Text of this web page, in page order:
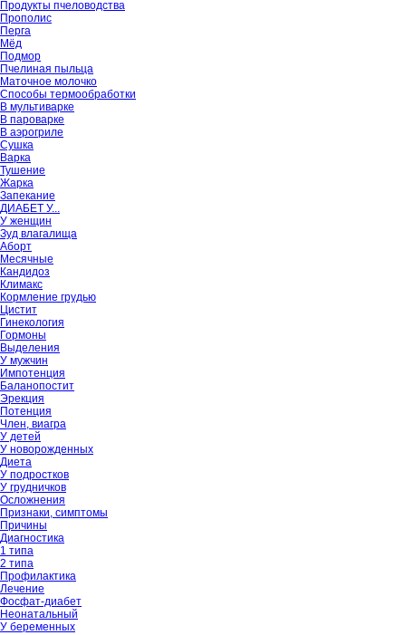
Продукты пчеловодства
Прополис
Перга
Мёд
Подмор
Пчелиная пыльца
Маточное молочко
Способы термообработки
В мультиварке
В пароварке
В аэрогриле
Сушка
Варка
Тушение
Жарка
Запекание
ДИАБЕТ У...
У женщин
Зуд влагалища
Аборт
Месячные
Кандидоз
Климакс
Кормление грудью
Цистит
Гинекология
Гормоны
Выделения
У мужчин
Импотенция
Баланопостит
Эрекция
Потенция
Член, виагра
У детей
У новорожденных
Диета
У подростков
У грудничков
Осложнения
Признаки, симптомы
Причины
Диагностика
1 типа
2 типа
Профилактика
Лечение
Фосфат-диабет
Неонатальный
У беременных